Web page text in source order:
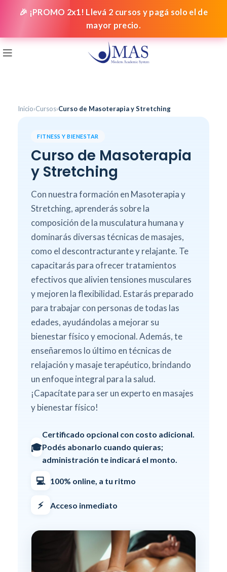
🎉 ¡PROMO 2x1! Llevá 2 cursos y pagá solo el de
mayor precio.
Inicio›Cursos›Curso de Masoterapia y Stretching
FITNESS Y BIENESTAR
Curso de Masoterapia
y Stretching
Con nuestra formación en Masoterapia y
Stretching, aprenderás sobre la
composición de la musculatura humana y
dominarás diversas técnicas de masajes,
como el descontracturante y relajante. Te
capacitarás para ofrecer tratamientos
efectivos que alivien tensiones musculares
y mejoren la flexibilidad. Estarás preparado
para trabajar con personas de todas las
edades, ayudándolas a mejorar su
bienestar físico y emocional. Además, te
enseñaremos lo último en técnicas de
relajación y masaje terapéutico, brindando
un enfoque integral para la salud.
¡Capacítate para ser un experto en masajes
y bienestar físico!
🎓
Certificado opcional con costo adicional.
Podés abonarlo cuando quieras;
administración te indicará el monto.
💻 100% online, a tu ritmo
⚡ Acceso inmediato